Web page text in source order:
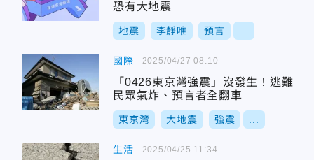
恐有大地震
地震 李靜唯 預言
國際
「0426東京灣強震」沒發生！逃難
民眾氣炸、預言者全翻車
東京灣 大地震 強震
2025/04/27 08:10
生活 2025/04/25 11:34